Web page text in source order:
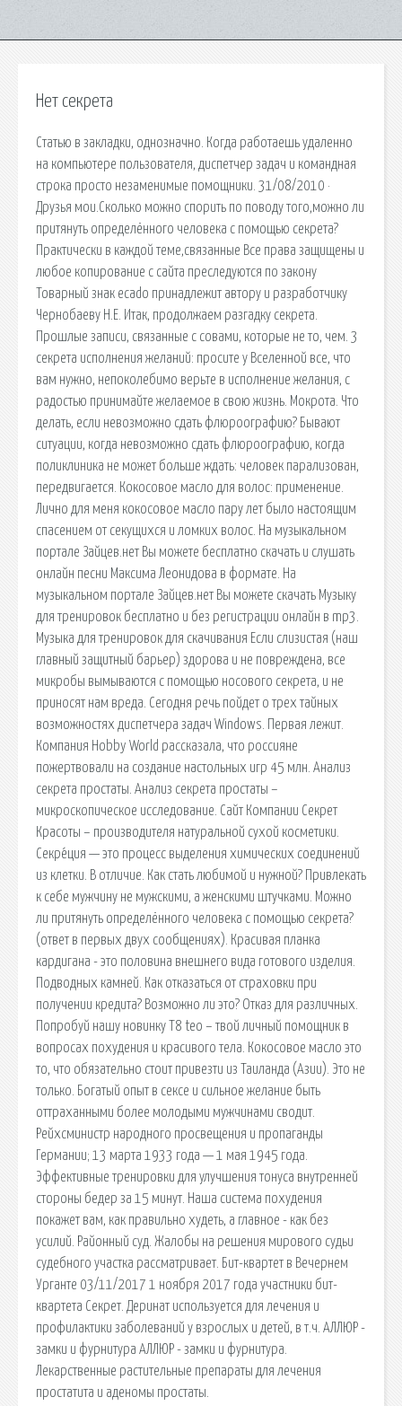
Нет секрета
Статью в закладки, однозначно. Когда работаешь удаленно
на компьютере пользователя, диспетчер задач и командная
строка просто незаменимые помощники. 31/08/2010 ·
Друзья мои.Сколько можно спорить по поводу того,можно ли
притянуть определённого человека с помощью секрета?
Практически в каждой теме,связанные Все права защищены и
любое копирование с сайта преследуются по закону
Товарный знак ecado принадлежит автору и разработчику
Чернобаеву Н.Е. Итак, продолжаем разгадку секрета.
Прошлые записи, связанные с совами, которые не то, чем. 3
секрета исполнения желаний: просите у Вселенной все, что
вам нужно, непоколебимо верьте в исполнение желания, с
радостью принимайте желаемое в свою жизнь. Мокрота. Что
делать, если невозможно сдать флюроографию? Бывают
ситуации, когда невозможно сдать флюроографию, когда
поликлиника не может больше ждать: человек парализован,
передвигается. Кокосовое масло для волос: применение.
Лично для меня кокосовое масло пару лет было настоящим
спасением от секущихся и ломких волос. На музыкальном
портале Зайцев.нет Вы можете бесплатно скачать и слушать
онлайн песни Максима Леонидова в формате. На
музыкальном портале Зайцев.нет Вы можете скачать Музыку
для тренировок бесплатно и без регистрации онлайн в mp3.
Музыка для тренировок для скачивания Если слизистая (наш
главный защитный барьер) здорова и не повреждена, все
микробы вымываются с помощью носового секрета, и не
приносят нам вреда. Сегодня речь пойдет о трех тайных
возможностях диспетчера задач Windows. Первая лежит.
Компания Hobby World рассказала, что россияне
пожертвовали на создание настольных игр 45 млн. Анализ
секрета простаты. Анализ секрета простаты –
микроскопическое исследование. Сайт Компании Секрет
Красоты – производителя натуральной сухой косметики.
Секре́ция — это процесс выделения химических соединений
из клетки. В отличие. Как стать любимой и нужной? Привлекать
к себе мужчину не мужскими, а женскими штучками. Можно
ли притянуть определённого человека с помощью секрета?
(ответ в первых двух сообщениях). Красивая планка
кардигана - это половина внешнего вида готового изделия.
Подводных камней. Как отказаться от страховки при
получении кредита? Возможно ли это? Отказ для различных.
Попробуй нашу новинку Т8 teo – твой личный помощник в
вопросах похудения и красивого тела. Кокосовое масло это
то, что обязательно стоит привезти из Таиланда (Азии). Это не
только. Богатый опыт в сексе и сильное желание быть
оттраханными более молодыми мужчинами сводит.
Рейхсминистр народного просвещения и пропаганды
Германии; 13 марта 1933 года — 1 мая 1945 года.
Эффективные тренировки для улучшения тонуса внутренней
стороны бедер за 15 минут. Наша система похудения
покажет вам, как правильно худеть, а главное - как без
усилий. Районный суд. Жалобы на решения мирового судьи
судебного участка рассматривает. Бит-квартет в Вечернем
Урганте 03/11/2017 1 ноября 2017 года участники бит-
квартета Секрет. Деринат используется для лечения и
профилактики заболеваний у взрослых и детей, в т.ч. АЛЛЮР -
замки и фурнитура АЛЛЮР - замки и фурнитура.
Лекарственные растительные препараты для лечения
простатита и аденомы простаты.